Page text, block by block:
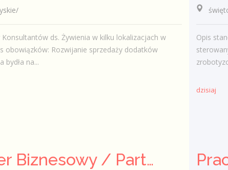
ds. Żywienia w kilku lokalizacjach w
obowiązków: Rozwijanie sprzedaży dodatków
bydła na...
Opis
dzisiaj
Partner Biznesowy / Partnerka Biznesowa – agencja marketingu online